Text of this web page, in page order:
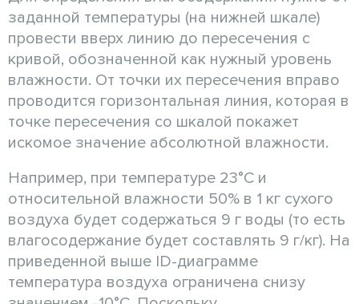
заданной температуры (на нижней шкале)
провести вверх линию до пересечения с
кривой, обозначенной как нужный уровень
влажности. От точки их пересечения вправо
проводится горизонтальная линия, которая в
точке пересечения со шкалой покажет
искомое значение абсолютной влажности.
Например, при температуре 23°C и
относительной влажности 50% в 1 кг сухого
воздуха будет содержаться 9 г воды (то есть
влагосодержание будет составлять 9 г/кг). На
приведенной выше ID-диаграмме
температура воздуха ограничена снизу